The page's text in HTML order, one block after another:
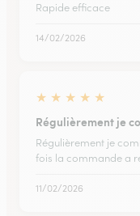
Rapide efficace
14/02/2026
★ ★ ★ ★ ★
Régulièrement je
Régulièrement je
fois la commande a
11/02/2026